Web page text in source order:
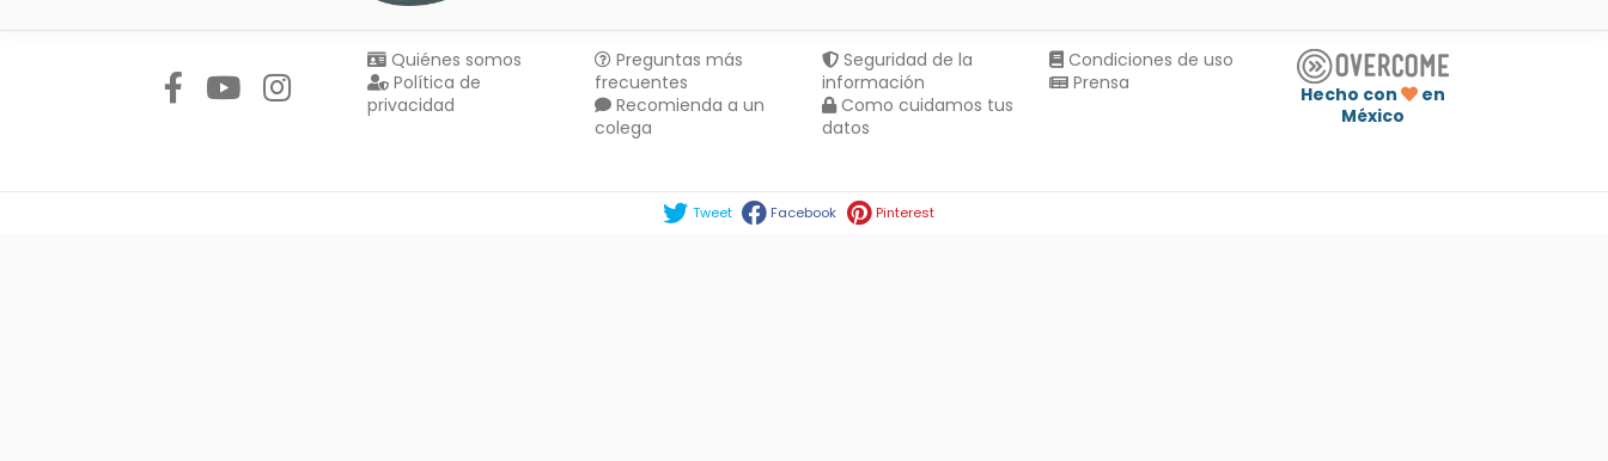
Quiénes somos
Política de
privacidad
Preguntas más
frecuentes
Recomienda a un
colega
Seguridad de la
información
Como cuidamos tus
datos
Condiciones de uso
Prensa
Hecho con
en
México
Tweet Facebook Pinterest